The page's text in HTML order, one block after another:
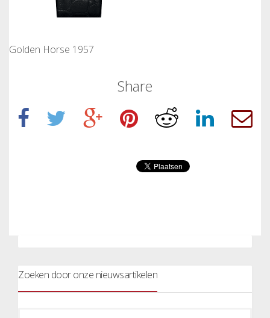
Golden Horse 1957
Share
Zoeken door onze nieuwsartikelen